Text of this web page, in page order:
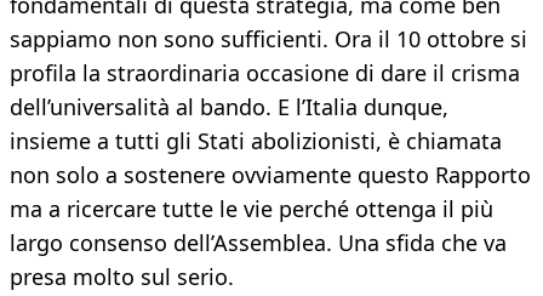
sappiamo non sono sufficienti. Ora il 10 ottobre si
profila la straordinaria occasione di dare il crisma
dell’universalità al bando. E l’Italia dunque,
insieme a tutti gli Stati abolizionisti, è chiamata
non solo a sostenere ovviamente questo Rapporto
ma a ricercare tutte le vie perché ottenga il più
largo consenso dell’Assemblea. Una sfida che va
presa molto sul serio.